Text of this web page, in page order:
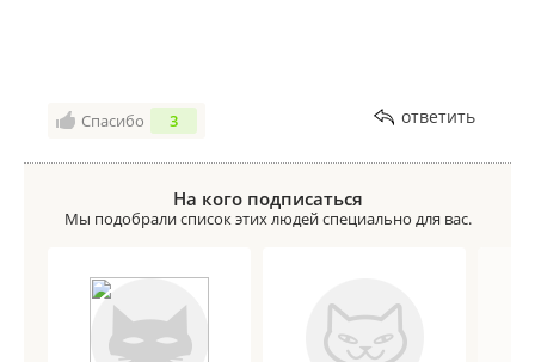
Спасибо 3 ответить
На кого подписаться
Мы подобрали список этих людей специально для вас.